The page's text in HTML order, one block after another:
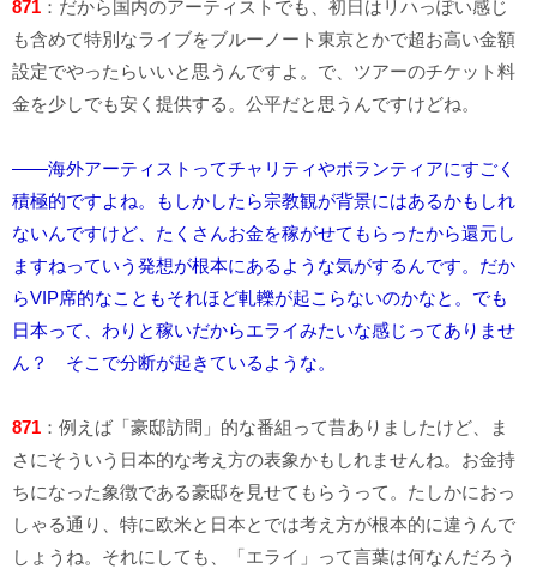
871 ：だから国内のアーティストでも、初日はリハっぽい感じ
も含めて特別なライブをブルーノート東京とかで超お高い金額
設定でやったらいいと思うんですよ。で、ツアーのチケット料
金を少しでも安く提供する。公平だと思うんですけどね。
――海外アーティストってチャリティやボランティアにすごく
積極的ですよね。もしかしたら宗教観が背景にはあるかもしれ
ないんですけど、たくさんお金を稼がせてもらったから還元し
ますねっていう発想が根本にあるような気がするんです。だか
らVIP席的なこともそれほど軋轢が起こらないのかなと。でも
日本って、わりと稼いだからエライみたいな感じってありませ
ん？ そこで分断が起きているような。
871 ：例えば「豪邸訪問」的な番組って昔ありましたけど、ま
さにそういう日本的な考え方の表象かもしれませんね。お金持
ちになった象徴である豪邸を見せてもらうって。たしかにおっ
しゃる通り、特に欧米と日本とでは考え方が根本的に違うんで
しょうね。それにしても、「エライ」って言葉は何なんだろう